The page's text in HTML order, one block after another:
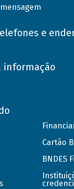
e
informação
Cartão
BNDES